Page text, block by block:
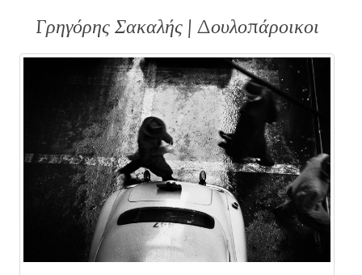
Γρηγόρης Σακαλής | Δουλοπάροικοι